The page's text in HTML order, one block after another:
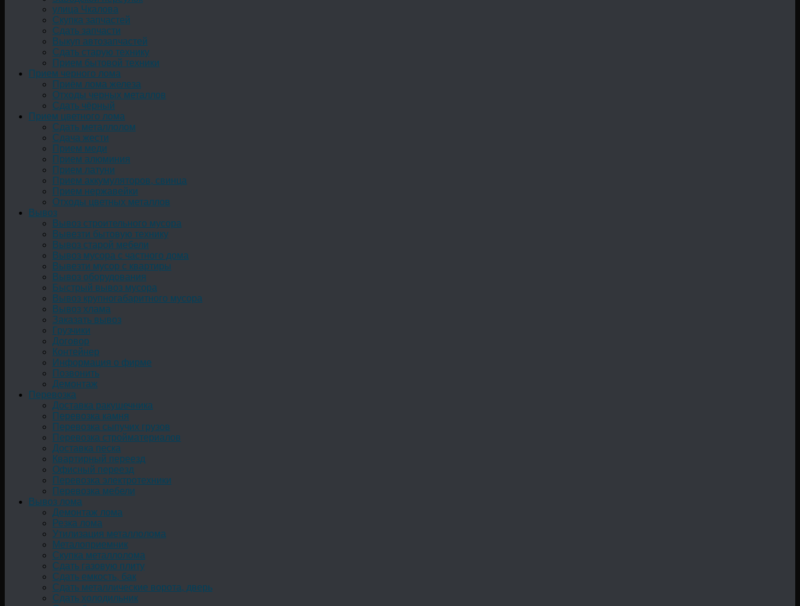
улица Чкалова
Скупка запчастей
Сдать запчасти
Выкуп автозапчастей
Сдать старую технику
Прием бытовой техники
Прием черного лома
Приём лома железа
Отходы черных металлов
Сдать чёрный
Прием цветного лома
Сдать металлолом
Сдача жести
Прием меди
Прием алюминия
Прием латуни
Прием аккумуляторов, свинца
Прием нержавейки
Отходы цветных металлов
Вывоз
Вывоз строительного мусора
Вывезти бытовую технику
Вывоз старой мебели
Вывоз мусора с частного дома
Вывезти мусор с квартиры
Вывоз оборудования
Быстрый вывоз мусора
Вывоз крупногабаритного мусора
Вывоз хлама
Заказать вывоз
Грузчики
Договор
Контейнер
Информация о фирме
Позвонить
Демонтаж
Перевозка
Доставка ракушечника
Перевозка камня
Перевозка сыпучих грузов
Перевозка стройматериалов
Доставка песка
Квартирный переезд
Офисный переезд
Перевозка электротехники
Перевозка мебели
Вывоз лома
Демонтаж лома
Резка лома
Утилизация металлолома
Металоприемник
Скупка металлолома
Сдать газовую плиту
Сдать емкость, бак
Cдать металлические ворота, дверь
Сдать холодильник